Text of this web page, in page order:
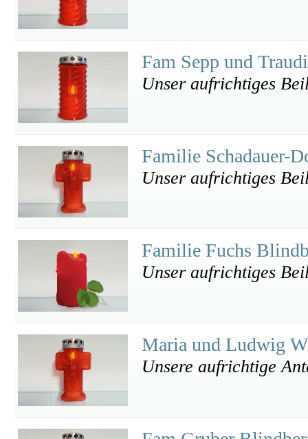
Fam Sepp und
Unser aufrichtiges
Familie Schadauer-
Unser aufrichtiges
Familie Fuchs
Unser aufrichtiges
Maria und Ludwig
Unsere aufrichtige